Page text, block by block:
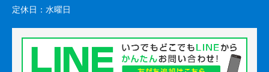
定休日： 水曜日